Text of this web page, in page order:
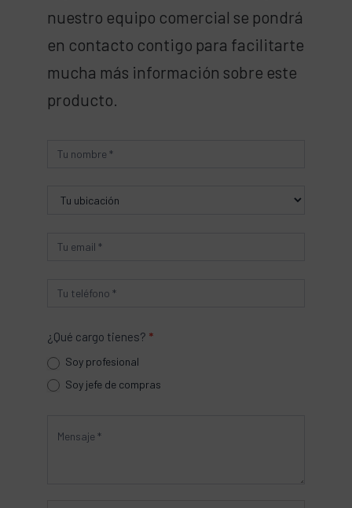
nuestro equipo comercial se pondrá
en contacto contigo para facilitarte
mucha más información sobre este
producto.
Producto
¿Qué cargo tienes? *
Soy profesional
Soy jefe de compras